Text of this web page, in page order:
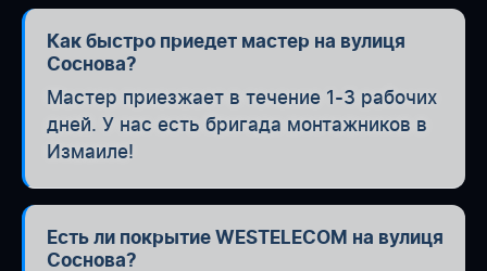
Как быстро приедет мастер на вулиця
Соснова?
Мастер приезжает в течение 1-3 рабочих
дней. У нас есть бригада монтажников в
Измаиле!
Есть ли покрытие WESTELECOM на вулиця
Соснова?